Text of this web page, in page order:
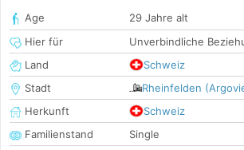
Age
29 Jahre alt
Hier für
Unverbindliche
Land
Schweiz
Stadt
Rheinfelden
Herkunft
Schweiz
Familienstand
Single